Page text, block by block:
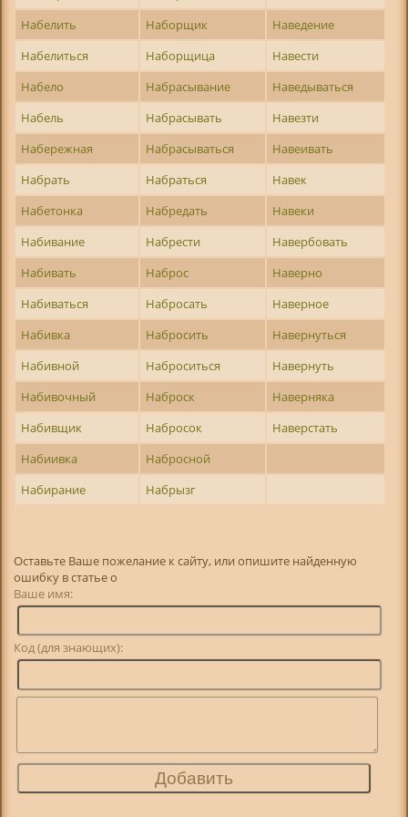
Набелить
Наборщик
Наведение
Набелиться
Наборщица
Навести
Набело
Набрасывание
Наведываться
Набель
Набрасывать
Навезти
Набережная
Набрасываться
Навеивать
Набрать
Набраться
Навек
Набетонка
Набредать
Навеки
Набивание
Набрести
Навербовать
Набивать
Наброс
Наверно
Набиваться
Набросать
Наверное
Набивка
Набросить
Навернуться
Набивной
Наброситься
Навернуть
Набивочный
Наброск
Наверняка
Набивщик
Набросок
Наверстать
Набиивка
Набросной
Набирание
Набрызг
Оставьте Ваше пожелание к сайту, или опишите найденную
ошибку в статье о
Ваше имя:
Код (для знающих):